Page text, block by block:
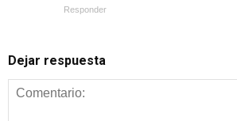
Responder
Dejar respuesta